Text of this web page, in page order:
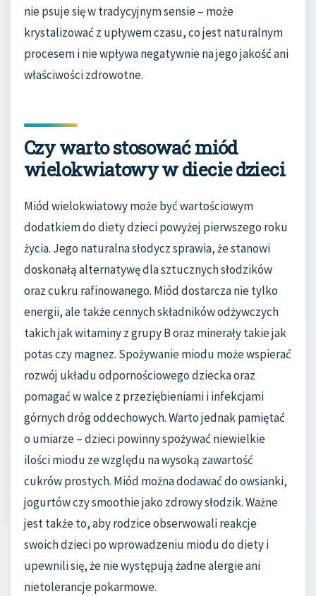
nie psuje się w tradycyjnym sensie – może
krystalizować z upływem czasu, co jest naturalnym
procesem i nie wpływa negatywnie na jego jakość ani
właściwości zdrowotne.
Czy warto stosować miód
wielokwiatowy w diecie dzieci
Miód wielokwiatowy może być wartościowym
dodatkiem do diety dzieci powyżej pierwszego roku
życia. Jego naturalna słodycz sprawia, że stanowi
doskonałą alternatywę dla sztucznych słodzików
oraz cukru rafinowanego. Miód dostarcza nie tylko
energii, ale także cennych składników odżywczych
takich jak witaminy z grupy B oraz minerały takie jak
potas czy magnez. Spożywanie miodu może wspierać
rozwój układu odpornościowego dziecka oraz
pomagać w walce z przeziębieniami i infekcjami
górnych dróg oddechowych. Warto jednak pamiętać
o umiarze – dzieci powinny spożywać niewielkie
ilości miodu ze względu na wysoką zawartość
cukrów prostych. Miód można dodawać do owsianki,
jogurtów czy smoothie jako zdrowy słodzik. Ważne
jest także to, aby rodzice obserwowali reakcje
swoich dzieci po wprowadzeniu miodu do diety i
upewnili się, że nie występują żadne alergie ani
nietolerancje pokarmowe.